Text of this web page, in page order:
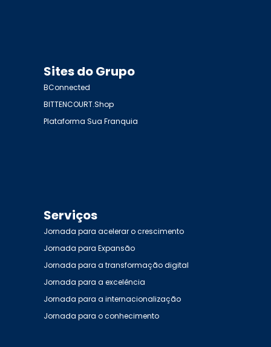
Sites do Grupo
BConnected
BITTENCOURT.Shop
Plataforma Sua Franquia
Serviços
Jornada para acelerar o crescimento
Jornada para Expansão
Jornada para a transformação digital
Jornada para a excelência
Jornada para a internacionalização
Jornada para o conhecimento